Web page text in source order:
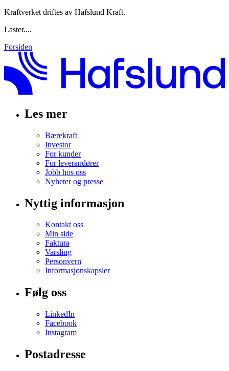
Kraftverket driftes av Hafslund Kraft.
Laster....
Forsiden
Les mer
Bærekraft
Investor
For kunder
For leverandører
Jobb hos oss
Nyheter og presse
Nyttig informasjon
Kontakt oss
Min side
Faktura
Varsling
Personvern
Informasjonskapsler
Følg oss
LinkedIn
Facebook
Instagram
Postadresse